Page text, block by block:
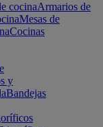
cocinaArmarios de
Mesas de
Cocinas
y
Bandejas